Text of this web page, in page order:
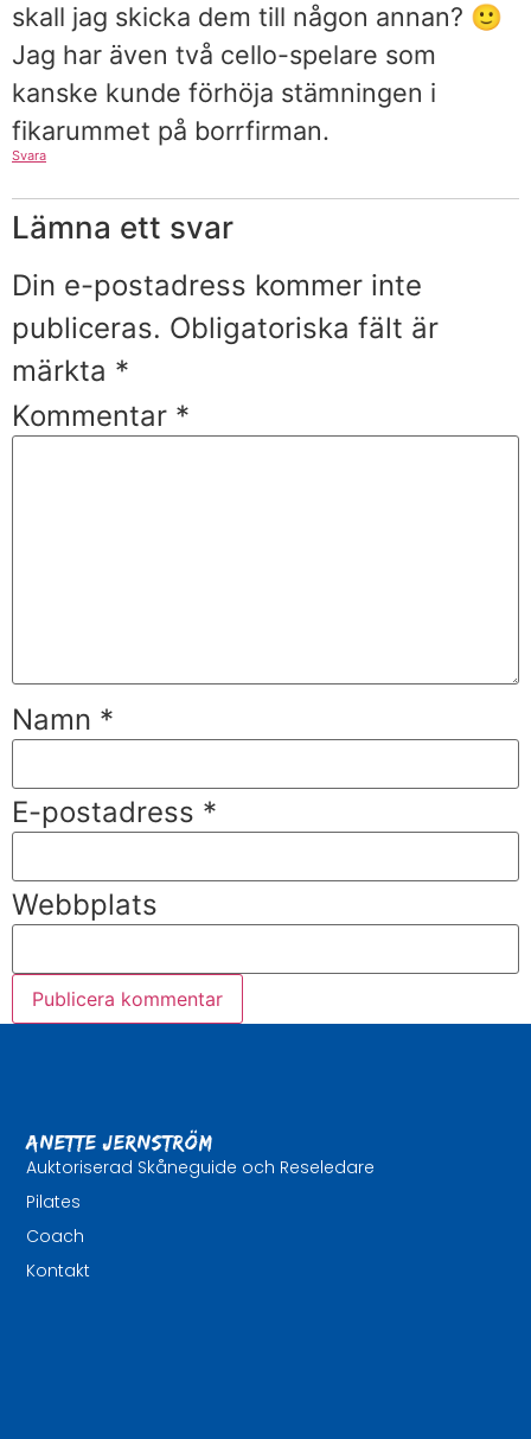
skall jag skicka dem till någon annan? 🙂
Jag har även två cello-spelare som
kanske kunde förhöja stämningen i
fikarummet på borrfirman.
Svara
Lämna ett svar
Din e-postadress kommer inte
publiceras. Obligatoriska fält är
märkta *
Kommentar *
Namn *
E-postadress *
Webbplats
Anette Jernström
Auktoriserad Skåneguide och Reseledare
Pilates
Coach
Kontakt